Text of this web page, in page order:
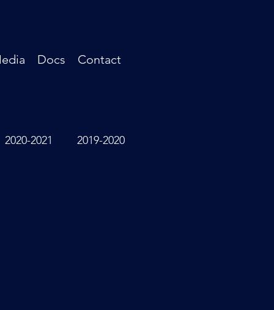
Docs Contact
2020-2021 2019-2020